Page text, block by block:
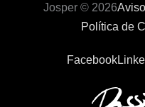
Josper © 2026
Política de
Facebook